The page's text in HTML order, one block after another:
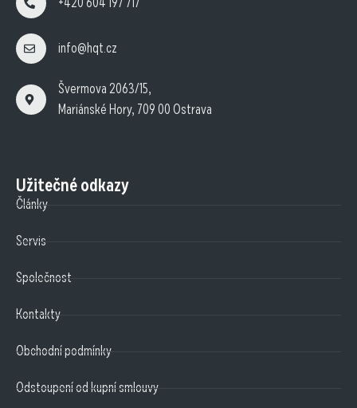
info@hqt.cz
Švermova 2063/15,
Mariánské Hory, 709 00 Ostrava
Užitečné odkazy
Články
Servis
Společnost
Kontakty
Obchodní podmínky
Odstoupení od kupní smlouvy